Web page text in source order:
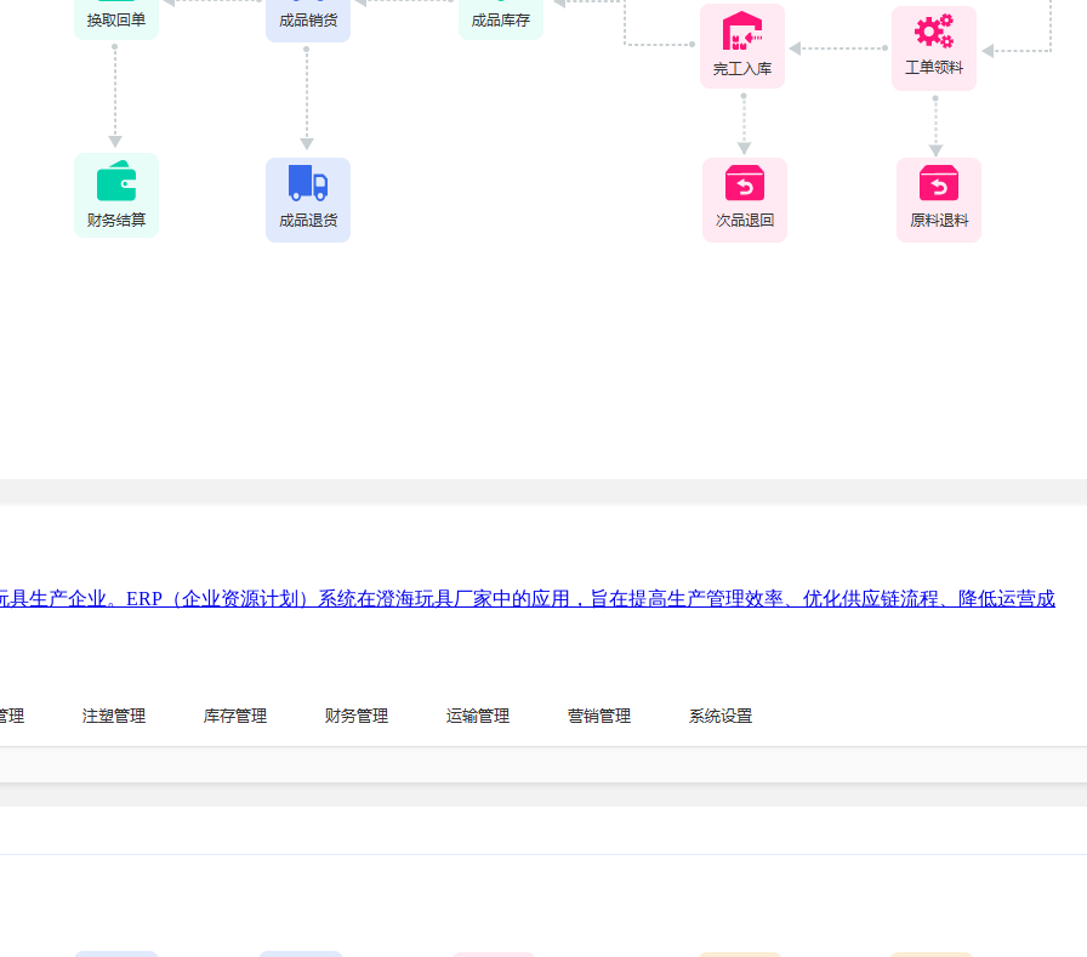
生产企业。ERP（企业资源计划）系统在澄海玩具厂家中的应用，旨在提高生产管理效率、优化供应链流程、降低运营成